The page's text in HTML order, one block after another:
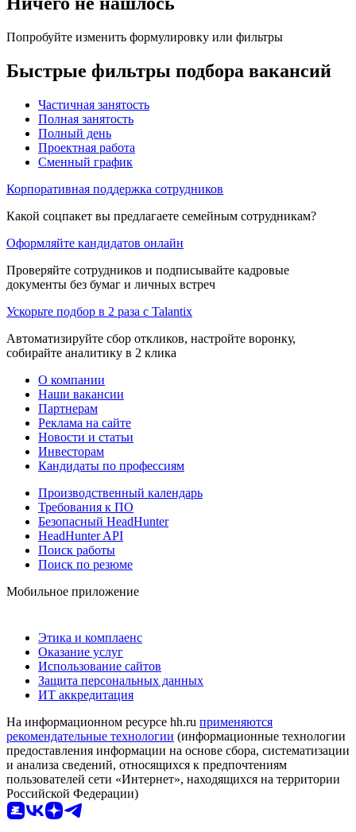
Попробуйте изменить формулировку или фильтры
Быстрые фильтры подбора вакансий
Частичная занятость
Полная занятость
Полный день
Проектная работа
Сменный график
Корпоративная поддержка сотрудников
Какой соцпакет вы предлагаете семейным сотрудникам?
Оформляйте кандидатов онлайн
Проверяйте сотрудников и подписывайте кадровые
документы без бумаг и личных встреч
Ускорьте подбор в 2 раза с Talantix
Автоматизируйте сбор откликов, настройте воронку,
собирайте аналитику в 2 клика
О компании
Наши вакансии
Партнерам
Реклама на сайте
Новости и статьи
Инвесторам
Кандидаты по профессиям
Производственный календарь
Требования к ПО
Безопасный HeadHunter
HeadHunter API
Поиск работы
Поиск по резюме
Мобильное приложение
Этика и комплаенс
Оказание услуг
Использование сайтов
Защита персональных данных
ИТ аккредитация
На информационном ресурсе hh.ru применяются
рекомендательные технологии (информационные технологии
предоставления информации на основе сбора, систематизации
и анализа сведений, относящихся к предпочтениям
пользователей сети «Интернет», находящихся на территории
Российской Федерации)